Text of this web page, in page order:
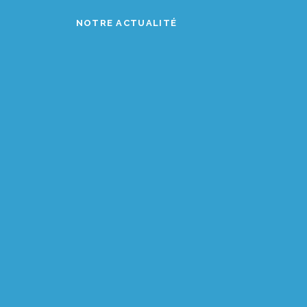
NOTRE ACTUALITÉ